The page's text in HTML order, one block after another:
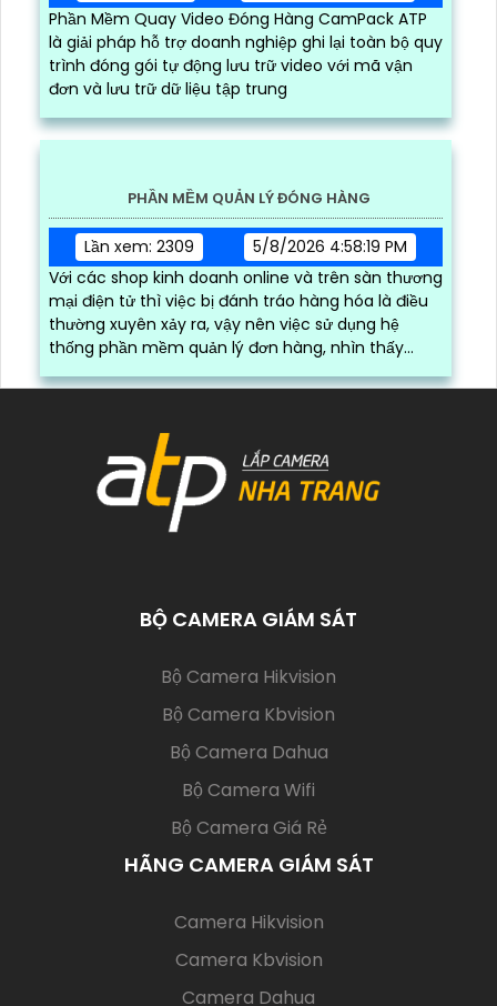
Lần xem: 1196
6/30/2026 3:16:12 PM
Phần Mềm Quay Đóng Gói Đơn Hàng CamPack
ATP là phần mềm có tích hợp công nghệ Ai nhận
diện và dọc mã QR/ bar code khi camera quay
được mã vận đơn
PHẦN MỀM QUAY VIDEO ĐÓNG HÀNG CAMPACK ATP
Lần xem: 737
đơn và lưu trữ dữ liệu tập trung
Lần xem: 2309
5/8/2026 4:58:19 PM
mại điện tử thì việc bị đánh tráo hàng hóa là điều
thường xuyên xảy ra, vậy nên việc sử dụng hệ
là quy trình đóng gói cũng được ghi lại một cách